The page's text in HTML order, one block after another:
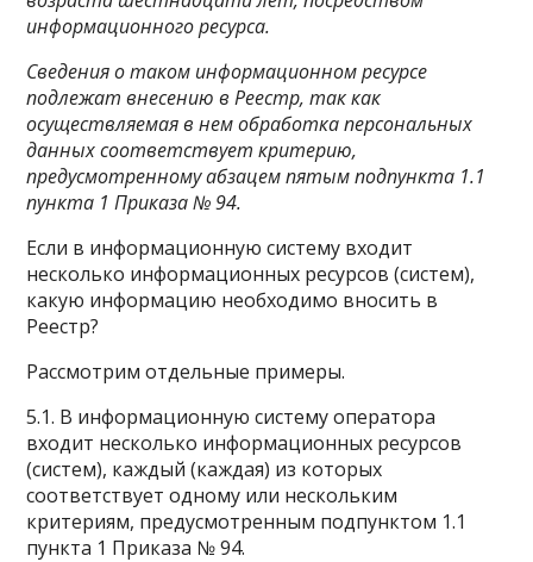
информационного ресурса.
Сведения о таком информационном ресурсе
подлежат внесению в Реестр, так как
осуществляемая в нем обработка персональных
данных соответствует критерию,
предусмотренному абзацем пятым подпункта 1.1
пункта 1 Приказа № 94.
Если в информационную систему входит
несколько информационных ресурсов (систем),
какую информацию необходимо вносить в
Реестр?
Рассмотрим отдельные примеры.
5.1. В информационную систему оператора
входит несколько информационных ресурсов
(систем), каждый (каждая) из которых
соответствует одному или нескольким
критериям, предусмотренным подпунктом 1.1
пункта 1 Приказа № 94.